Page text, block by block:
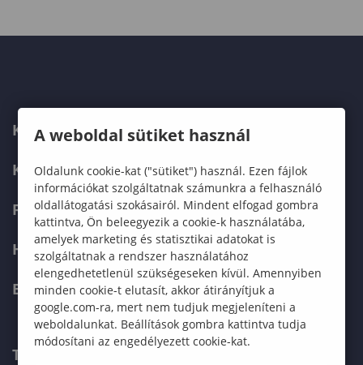
KARUNK
KÉPZÉSEK
FELVÉTELIZŐKNEK
HALLGATÓKNAK
ERASMUS+
TELEFONKÖNYV
A weboldal sütiket használ
Oldalunk cookie-kat ("sütiket") használ. Ezen fájlok
információkat szolgáltatnak számunkra a felhasználó
oldallátogatási szokásairól. Mindent elfogad gombra
kattintva, Ön beleegyezik a cookie-k használatába,
amelyek marketing és statisztikai adatokat is
szolgáltatnak a rendszer használatához
elengedhetetlenül szükségeseken kívül. Amennyiben
minden cookie-t elutasít, akkor átirányítjuk a
google.com-ra, mert nem tudjuk megjeleníteni a
weboldalunkat. Beállítások gombra kattintva tudja
módosítani az engedélyezett cookie-kat.